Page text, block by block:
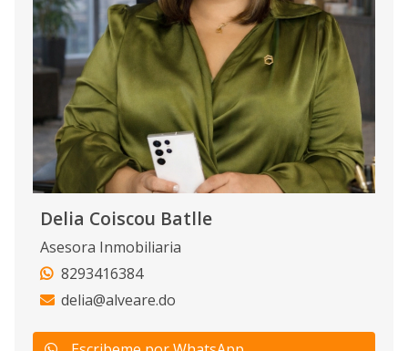
Delia Coiscou Batlle
Asesora Inmobiliaria
8293416384
delia@alveare.do